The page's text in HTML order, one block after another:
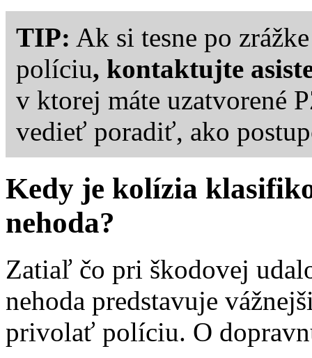
TIP: Ak si tesne po
políciu, kontaktujte
v ktorej máte uzatvorené
vedieť poradiť, ako
Kedy je kolízia
nehoda?
Zatiaľ čo pri škodovej
nehoda predstavuje
privolať políciu. O